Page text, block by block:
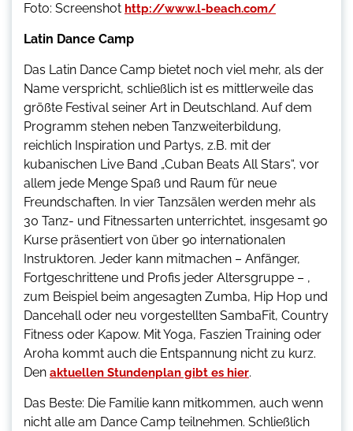
Foto: Screenshot http://www.l-beach.com/
Latin Dance Camp
Das Latin Dance Camp bietet noch viel mehr, als der
Name verspricht, schließlich ist es mittlerweile das
größte Festival seiner Art in Deutschland. Auf dem
Programm stehen neben Tanzweiterbildung,
reichlich Inspiration und Partys, z.B. mit der
kubanischen Live Band „Cuban Beats All Stars“, vor
allem jede Menge Spaß und Raum für neue
Freundschaften. In vier Tanzsälen werden mehr als
30 Tanz- und Fitnessarten unterrichtet, insgesamt 90
Kurse präsentiert von über 90 internationalen
Instruktoren. Jeder kann mitmachen – Anfänger,
Fortgeschrittene und Profis jeder Altersgruppe – ,
zum Beispiel beim angesagten Zumba, Hip Hop und
Dancehall oder neu vorgestellten SambaFit, Country
Fitness oder Kapow. Mit Yoga, Faszien Training oder
Aroha kommt auch die Entspannung nicht zu kurz.
Den aktuellen Stundenplan gibt es hier.
Das Beste: Die Familie kann mitkommen, auch wenn
nicht alle am Dance Camp teilnehmen. Schließlich